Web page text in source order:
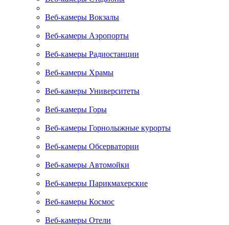
Веб-камеры Вокзалы
Веб-камеры Аэропорты
Веб-камеры Радиостанции
Веб-камеры Храмы
Веб-камеры Университеты
Веб-камеры Горы
Веб-камеры Горнолыжные курорты
Веб-камеры Обсерватории
Веб-камеры Автомойки
Веб-камеры Парикмахерские
Веб-камеры Космос
Веб-камеры Отели